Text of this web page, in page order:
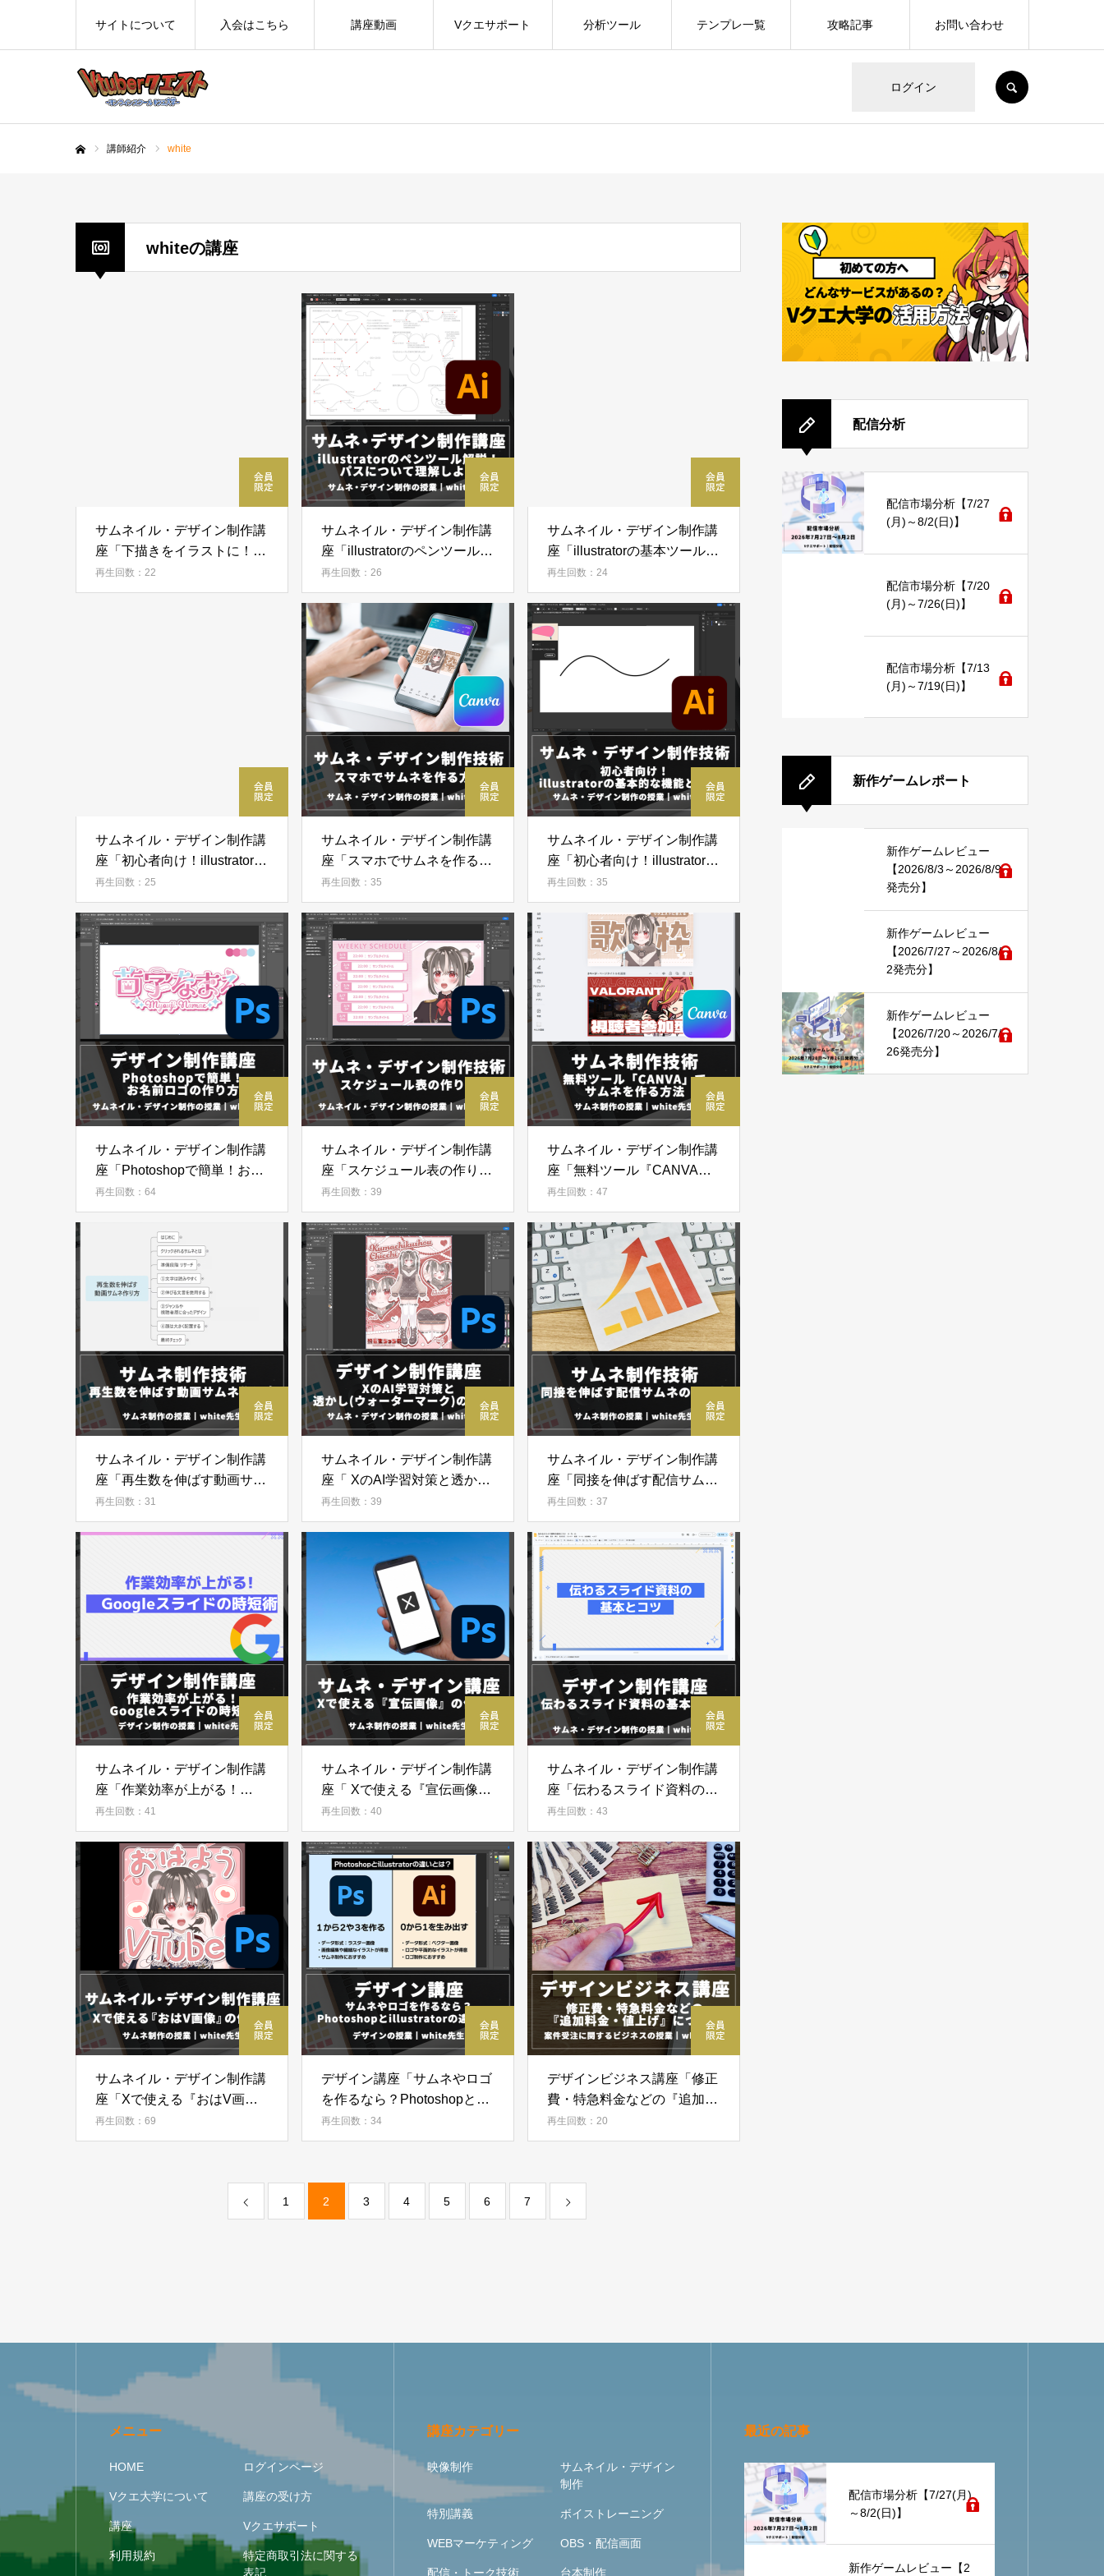
ログイン
サイトについて 入会はこちら 講座動画 Vクエサポート 分析ツール テンプレ一覧 攻略記事 お問い合わせ
講師紹介 white
whiteの講座
サムネイル・デザイン制作講
座「下描きをイラストに！
illustratorで画像トレースをす
る方法」
再生回数：22
サムネイル・デザイン制作講
座「illustratorのペンツール解
説！パスについて理解しよ
う」
再生回数：26
サムネイル・デザイン制作講
座「illustratorの基本ツールの
使い方！簡単なイラストを作
ってみよう」
再生回数：24
サムネイル・デザイン制作講
座「初心者向け！illustratorの
初期設定」
再生回数：25
サムネイル・デザイン制作講
座「スマホでサムネを作る方
法」
再生回数：35
サムネイル・デザイン制作講
座「初心者向け！illustratorの
基本的な機能と使い方」
再生回数：35
サムネイル・デザイン制作講
座「Photoshopで簡単！お名
前ロゴの作り方」
再生回数：64
サムネイル・デザイン制作講
座「スケジュール表の作り
方」
再生回数：39
サムネイル・デザイン制作講
座「無料ツール『CANVA』
でサムネを作る方法」
再生回数：47
サムネイル・デザイン制作講
座「再生数を伸ばす動画サム
ネ作り方」
再生回数：31
サムネイル・デザイン制作講
座「 XのAI学習対策と透かし
(ウォーターマーク)の作り
方」
再生回数：39
サムネイル・デザイン制作講
座「同接を伸ばす配信サムネ
の作り方」
再生回数：37
サムネイル・デザイン制作講
座「作業効率が上がる！
Googleスライドの時短術」
再生回数：41
サムネイル・デザイン制作講
座「 Xで使える『宣伝画像』
の作り方」
再生回数：40
サムネイル・デザイン制作講
座「伝わるスライド資料の基
本とコツ」
再生回数：43
サムネイル・デザイン制作講
座「Xで使える『おはV画
像』の作り方」
再生回数：69
デザイン講座「サムネやロゴ
を作るなら？Photoshopと
illustratorの違い解説」
再生回数：34
デザインビジネス講座「修正
費・特急料金などの『追加料
金・値上げ』について」
再生回数：20
1 2 3 4 5 6 7
配信分析
配信市場分析【7/27
(月)～8/2(日)】
配信市場分析【7/20
(月)～7/26(日)】
配信市場分析【7/13
(月)～7/19(日)】
新作ゲームレポート
新作ゲームレビュー
【2026/8/3～2026/8/9
発売分】
新作ゲームレビュー
【2026/7/27～2026/8/
2発売分】
新作ゲームレビュー
【2026/7/20～2026/7/
26発売分】
メニュー
HOME ログインページ
Vクエ大学について 講座の受け方
講座 Vクエサポート
利用規約
特定商取引法に関する
表記
講座カテゴリー
映像制作
サムネイル・デザイン
制作
特別講義 ボイストレーニング
WEBマーケティング OBS・配信画面
配信・トーク技術 台本制作
最近の記事
配信市場分析【7/27(月)
～8/2(日)】
新作ゲームレビュー【2